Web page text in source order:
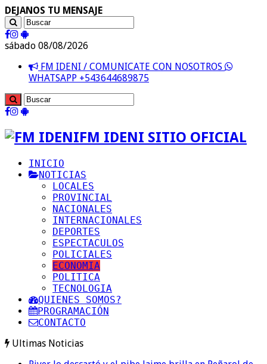
DEJANOS TU MENSAJE
sábado 08/08/2026
FM IDENI / COMUNICATE CON NOSOTROS
WHATSAPP +543644689875
FM IDENI SITIO OFICIAL
INICIO
NOTICIAS
LOCALES
PROVINCIAL
NACIONALES
INTERNACIONALES
DEPORTES
ESPECTACULOS
POLICIALES
ECONOMIA
POLITICA
TECNOLOGIA
QUIENES SOMOS?
PROGRAMACIÓN
CONTACTO
Ultimas Noticias